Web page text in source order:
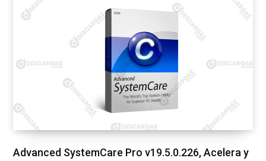
Advanced SystemCare Pro v19.5.0.226, Acelera y